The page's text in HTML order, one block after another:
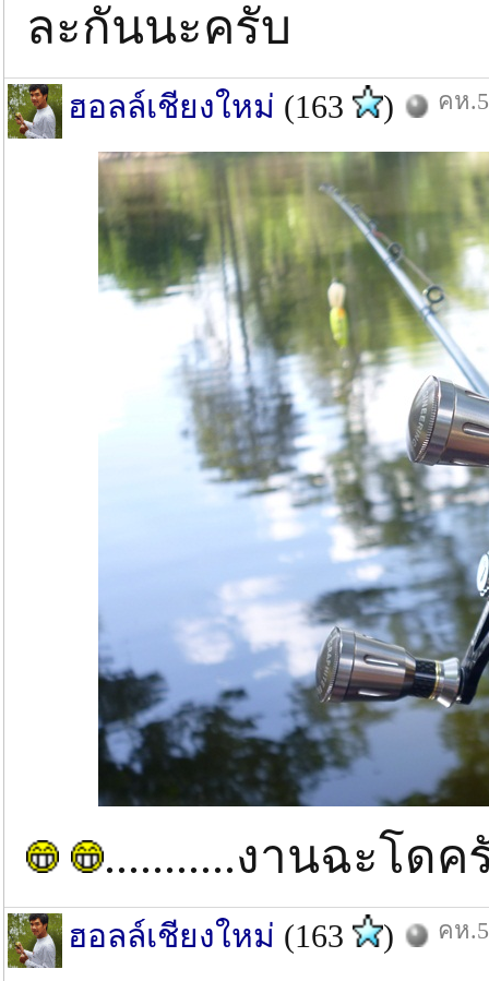
ละกันนะครับ
ฮอลล์เชียงใหม่ (163 ) คห
...........งานฉะโดค
ฮอลล์เชียงใหม่ (163 ) คห